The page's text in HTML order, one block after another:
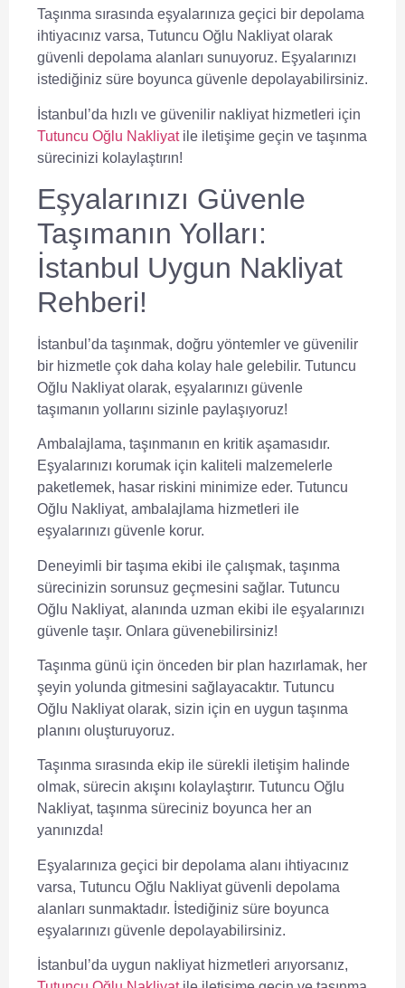
Taşınma sırasında eşyalarınıza geçici bir depolama
ihtiyacınız varsa, Tutuncu Oğlu Nakliyatolarak
güvenli depolama alanları sunuyoruz. Eşyalarınızı
istediğiniz süre boyunca güvenle depolayabilirsiniz.
İstanbul’da hızlı ve güvenilir nakliyat hizmetleri için
Tutuncu Oğlu Nakliyatile iletişime geçin ve taşınma
sürecinizi kolaylaştırın!
Eşyalarınızı Güvenle
Taşımanın Yolları:
İstanbul Uygun Nakliyat
Rehberi!
İstanbul’da taşınmak, doğru yöntemler ve güvenilir
bir hizmetle çok daha kolay hale gelebilir. Tutuncu
Oğlu Nakliyat olarak, eşyalarınızı güvenle
taşımanın yollarını sizinle paylaşıyoruz!
Ambalajlama, taşınmanın en kritik aşamasıdır.
Eşyalarınızı korumak için kaliteli malzemelerle
paketlemek, hasar riskini minimize eder. Tutuncu
Oğlu Nakliyat, ambalajlama hizmetleri ile
eşyalarınızı güvenle korur.
Deneyimli bir taşıma ekibi ile çalışmak, taşınma
sürecinizin sorunsuz geçmesini sağlar. Tutuncu
Oğlu Nakliyat, alanında uzman ekibi ile eşyalarınızı
güvenle taşır. Onlara güvenebilirsiniz!
Taşınma günü için önceden bir plan hazırlamak, her
şeyin yolunda gitmesini sağlayacaktır. Tutuncu
Oğlu Nakliyat olarak, sizin için en uygun taşınma
planını oluşturuyoruz.
Taşınma sırasında ekip ile sürekli iletişim halinde
olmak, sürecin akışını kolaylaştırır. Tutuncu Oğlu
Nakliyat, taşınma süreciniz boyunca her an
yanınızda!
Eşyalarınıza geçici bir depolama alanı ihtiyacınız
varsa, Tutuncu Oğlu Nakliyat güvenli depolama
alanları sunmaktadır. İstediğiniz süre boyunca
eşyalarınızı güvenle depolayabilirsiniz.
İstanbul’da uygun nakliyat hizmetleri arıyorsanız,